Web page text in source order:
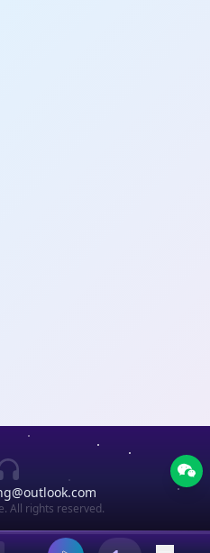
All rights reserved.